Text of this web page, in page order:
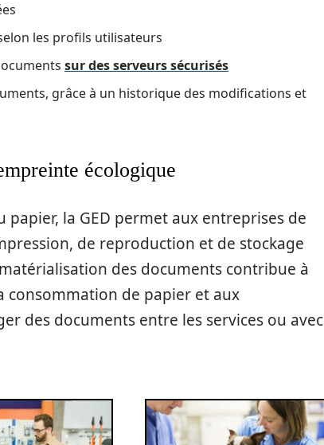
les profils utilisateurs
sur des serveurs sécurisés
grâce à un historique des modifications et
écologique
la GED permet aux entreprises de
de reproduction et de stockage
des documents contribue à
consommation de papier et aux
des documents entre les services ou avec